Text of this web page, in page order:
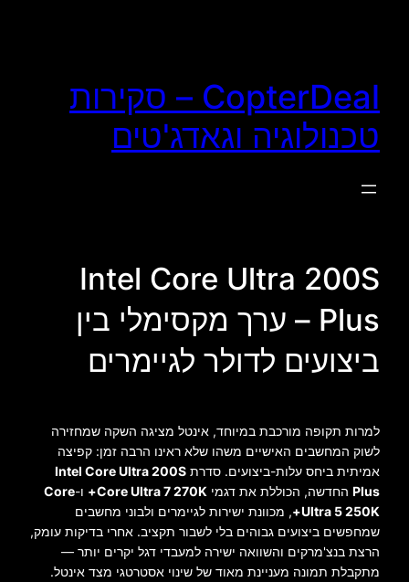
CopterDeal – סקירות
טכנולוגיה וגאדג'טים
Intel Core Ultra 200S
Plus – ערך מקסימלי בין
ביצועים לדולר לגיימרים
למרות תקופה מורכבת במיוחד, אינטל מציגה השקה שמחזירה
לשוק המחשבים האישיים משהו שלא ראינו הרבה זמן: קפיצה
אמיתית ביחס עלות-ביצועים. סדרת Intel Core Ultra 200S
Plus החדשה, הכוללת את דגמי Core Ultra 7 270K+ ו-Core
Ultra 5 250K+
, מכוונת ישירות לגיימרים ולבוני מחשבים
שמחפשים ביצועים גבוהים בלי לשבור תקציב. אחרי בדיקות עומק,
הרצת בנצ'מרקים והשוואה ישירה למעבדי דגל יקרים יותר —
מתקבלת תמונה מעניינת מאוד של שינוי אסטרטגי מצד אינטל.